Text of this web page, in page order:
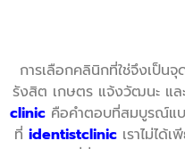
การเลือกคลินิกที่ใช่จึงเป็
รังสิต เกษตร แจ้งวัฒนะ แ
clinic คือคำตอบที่สมบูรณ์แ
ที่ identistclinic เราไม่ไ